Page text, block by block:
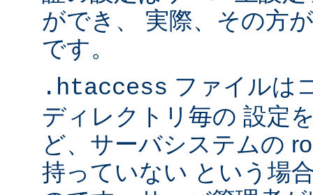
ができ、 実際、その方
です。
.htaccess ファイルは
ディレクトリ毎の 設定
ど、サーバシステムの
持っていない という場